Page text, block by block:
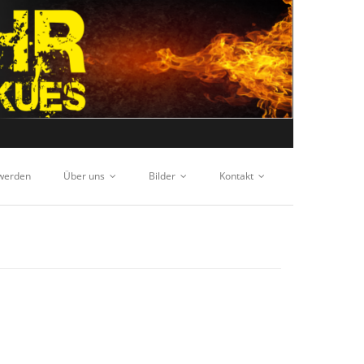
Über uns Bilder Kontakt